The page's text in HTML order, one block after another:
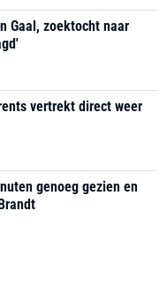
Gaal, zoektocht naar
vertrekt direct weer
genoeg gezien en